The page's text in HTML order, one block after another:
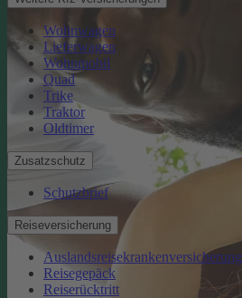
Wohnwagen
Lieferwagen
Wohnmobil
Quad
Trike
Traktor
Oldtimer
Zusatzschutz
Schutzbrief
Reiseversicherung
Auslandsreisekrankenversicherung
Reisegepäck
Reiserücktritt